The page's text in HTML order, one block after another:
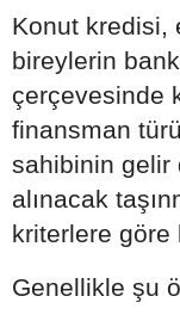
Konut kredisi,
bireylerin
çerçevesinde
finansman
sahibinin gelir
alınacak
kriterlere göre
Genellikle şu